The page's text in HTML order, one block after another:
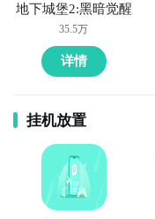
地下城堡2:黑暗觉醒
35.5万
详情
挂机放置